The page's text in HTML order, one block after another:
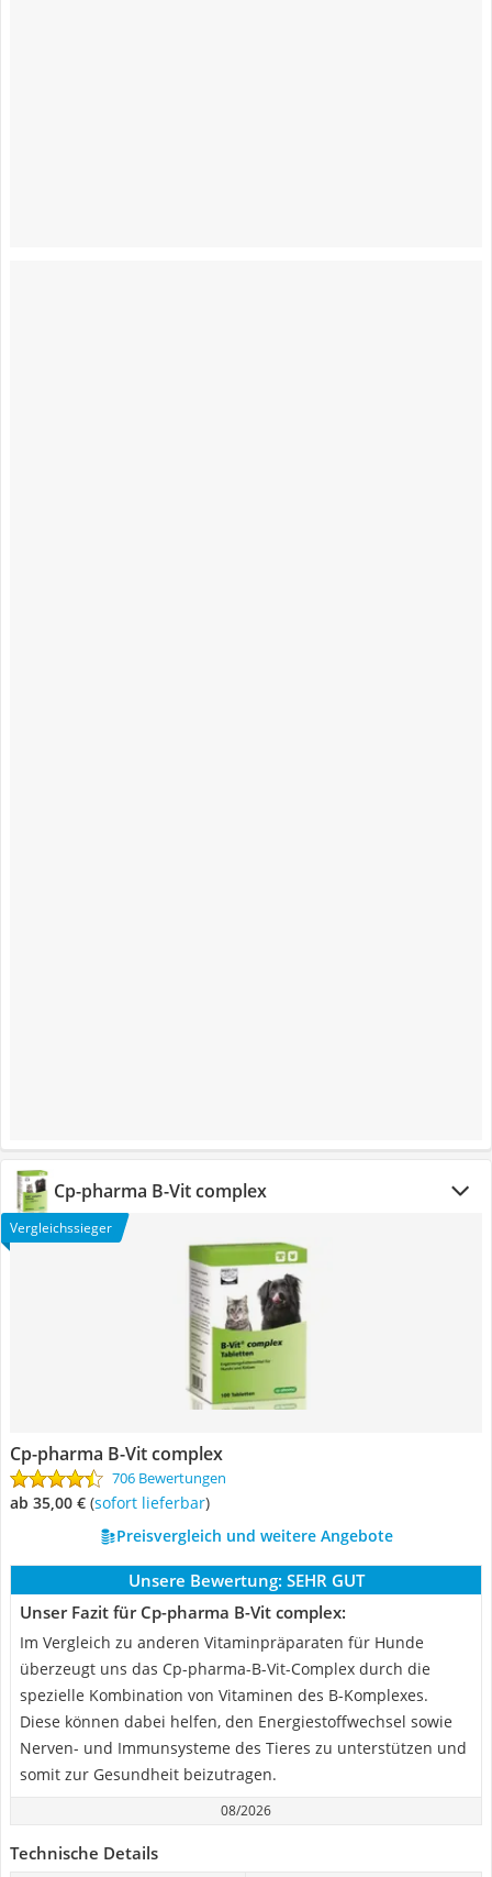
Cp-pharma B-Vit complex
Vergleichssieger
Cp-pharma B-Vit complex
706 Bewertungen
ab 35,00 € ( Sofort lieferbar)
Preisvergleich und weitere Angebote
Unsere Bewertung: SEHR GUT
Unser Fazit für Cp-pharma B-Vit complex:
Im Vergleich zu anderen Vitaminpräparaten für Hunde
überzeugt uns das Cp-pharma-B-Vit-Complex durch die
spezielle Kombination von Vitaminen des B-Komplexes.
Diese können dabei helfen, den Energiestoffwechsel sowie
Nerven- und Immunsysteme des Tieres zu unterstützen und
somit zur Gesundheit beizutragen.
08/2026
Technische Details